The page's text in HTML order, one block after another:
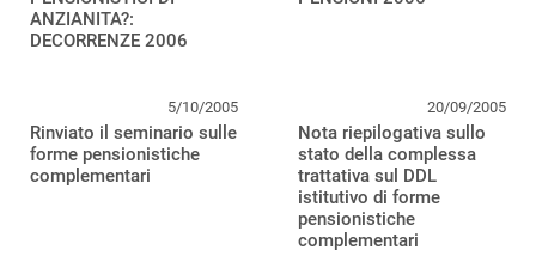
ANZIANITA?:
DECORRENZE 2006
5/10/2005
Rinviato il seminario sulle
forme pensionistiche
complementari
20/09/2005
Nota riepilogativa sullo
stato della complessa
trattativa sul DDL
istitutivo di forme
pensionistiche
complementari